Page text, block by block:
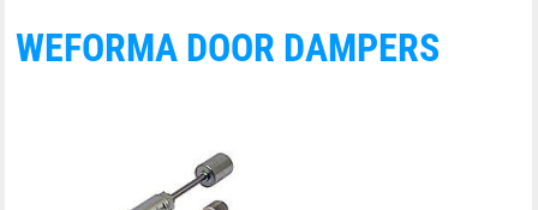
WEFORMA DOOR DAMPERS